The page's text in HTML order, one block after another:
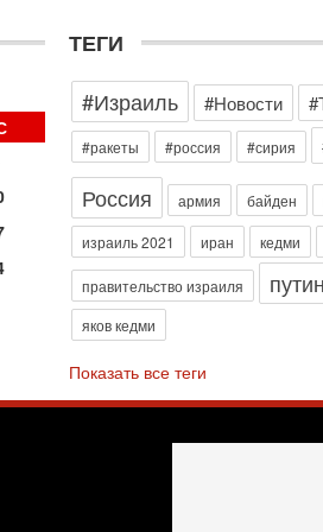
В
ТЕГИ
#Израиль
#Новости
#ракеты #россия #сирия
Россия армия байден
израиль 2021 иран кедми
правительство израиля путин
яков кедми
Показать все теги